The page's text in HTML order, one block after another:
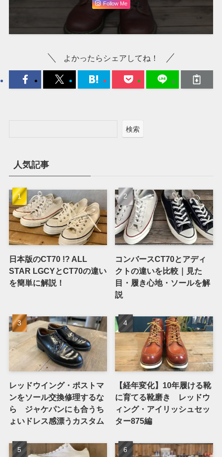
Follow Me
よかったらシェアしてね！
検索
人気記事
日本版のCT70 !? ALL
STAR LGCYとCT70の違い
を簡単に解説！
コンバースCT70とアディ
クトの違いを比較｜見た
目・履き心地・ソールを解
説
レッドウイング・ポストマ
ンをソール交換修理するな
ら ジャケパンにも合うち
ょいドレス感漂うカスタム
【経年変化】10年履ける靴
に育てる靴磨き レッドウ
ィング・アイリッシュセッ
ター875編